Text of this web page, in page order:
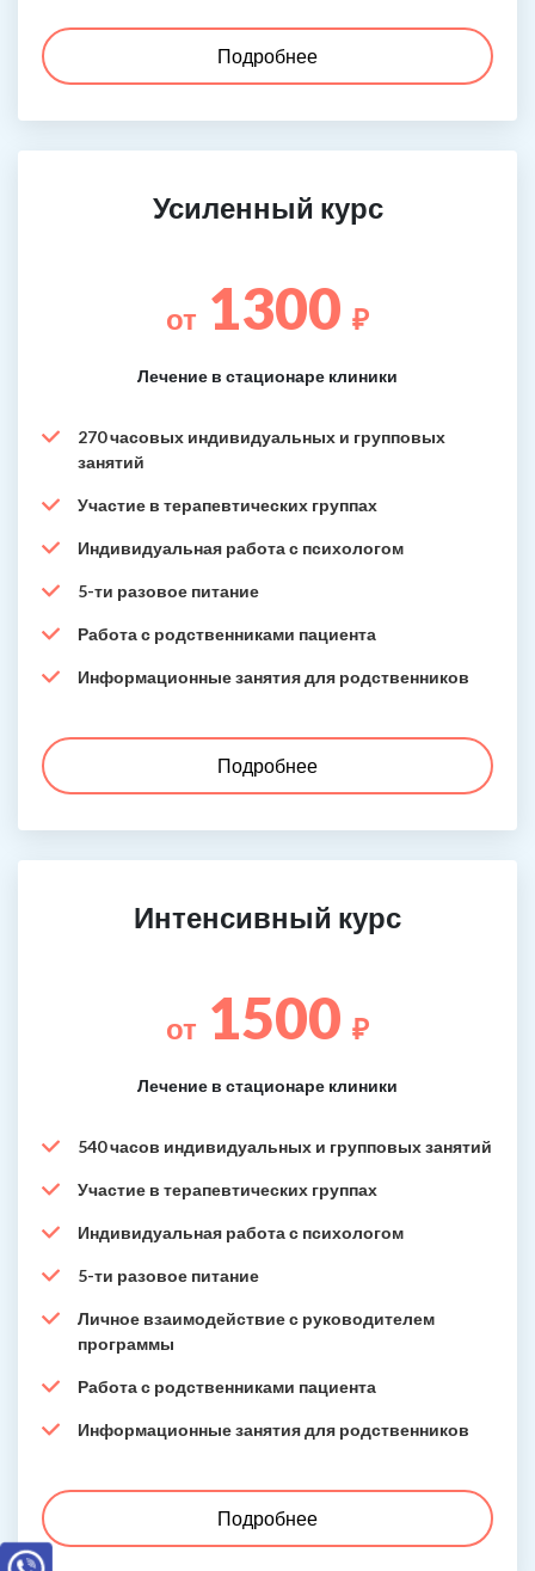
Подробнее
Усиленный курс
от 1300 ₽
Лечение в стационаре клиники
270 часовых индивидуальных и групповых
занятий
Участие в терапевтических группах
Индивидуальная работа с психологом
5-ти разовое питание
Работа с родственниками пациента
Информационные занятия для родственников
Подробнее
Интенсивный курс
от 1500 ₽
Лечение в стационаре клиники
540 часов индивидуальных и групповых занятий
Участие в терапевтических группах
Индивидуальная работа с психологом
5-ти разовое питание
Личное взаимодействие с руководителем
программы
Работа с родственниками пациента
Информационные занятия для родственников
Подробнее